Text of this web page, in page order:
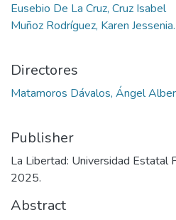
Eusebio De La Cruz, Cruz Isabel
Muñoz Rodríguez, Karen Jessenia.
Directores
Matamoros Dávalos, Ángel
Publisher
La Libertad: Universidad Estatal
2025.
Abstract